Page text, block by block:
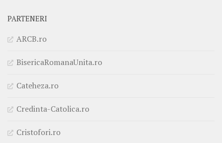
PARTENERI
ARCB.ro
BisericaRomanaUnita.ro
Cateheza.ro
Credinta-Catolica.ro
Cristofori.ro